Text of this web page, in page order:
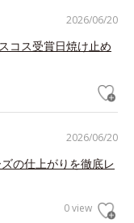
2026/06/20
コス受賞日焼け止め
2026/06/20
の仕上がりを徹底レ
0 view